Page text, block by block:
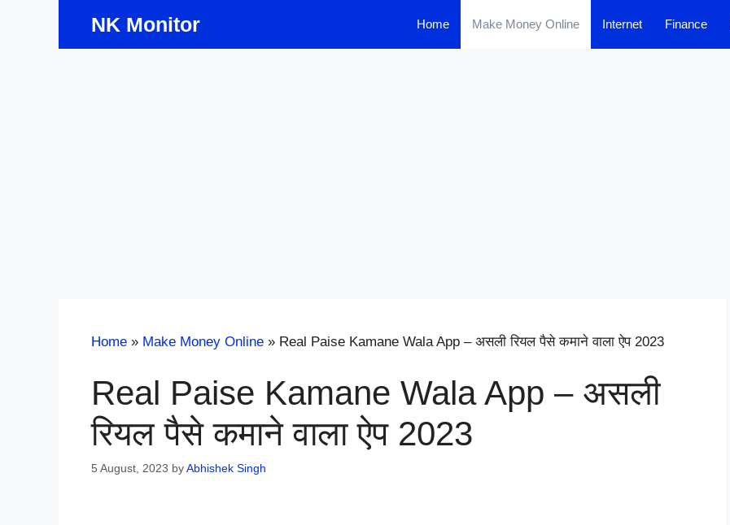
NK Monitor Home Make Money Online Internet Finance
Home » Make Money Online » Real Paise Kamane Wala App – असली रियल पैसे कमाने वाला ऐप 2023
Real Paise Kamane Wala App – असली
रियल पैसे कमाने वाला ऐप 2023
5 August, 2023 byAbhishek Singh